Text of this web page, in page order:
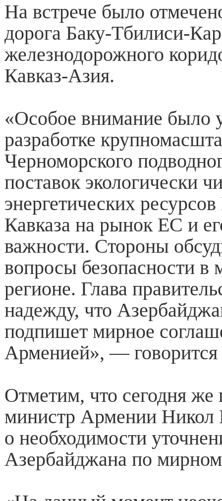
На встрече было
дорога Баку-Тбилиси-
железнодорожного
Кавказ-Азия.
«Особое внимание было
разработке
Черноморского
поставок экологически
энергетических
Кавказа на рынок ЕС и
важности. Стороны
вопросы безопасности в
регионе. Глава
надежду, что
подпишет мирное
Арменией», — говорится
Отметим, что сегодня же
министр Армении Никол
о необходимости
Азербайджана по